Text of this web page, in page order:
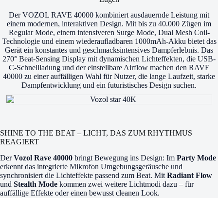
Der VOZOL RAVE 40000 kombiniert ausdauernde Leistung mit
einem modernen, interaktiven Design. Mit bis zu 40.000 Zügen im
Regular Mode, einem intensiveren Surge Mode, Dual Mesh Coil-
Technologie und einem wiederaufladbaren 1000mAh-Akku bietet das
Gerät ein konstantes und geschmacksintensives Dampferlebnis. Das
270° Beat-Sensing Display mit dynamischen Lichteffekten, die USB-
C-Schnellladung und der einstellbare Airflow machen den RAVE
40000 zu einer auffälligen Wahl für Nutzer, die lange Laufzeit, starke
Dampfentwicklung und ein futuristisches Design suchen.
SHINE TO THE BEAT – LICHT, DAS ZUM RHYTHMUS
REAGIERT
DerVozol Rave 40000 bringt Bewegung ins Design: Im Party Mode
erkennt das integrierte Mikrofon Umgebungsgeräusche und
synchronisiert die Lichteffekte passend zum Beat. Mit Radiant Flow
und Stealth Mode kommen zwei weitere Lichtmodi dazu – für
auffällige Effekte oder einen bewusst cleanen Look.